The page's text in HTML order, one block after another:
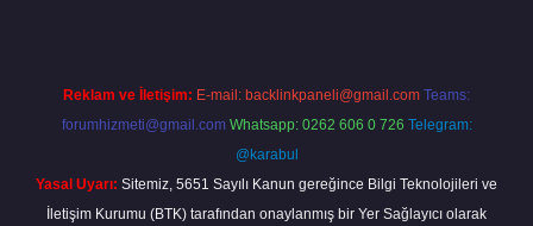
Reklam ve İletişim: E-mail: backlinkpaneli@gmail.com Teams:
forumhizmeti@gmail.com Whatsapp: 0262 606 0 726 Telegram:
@karabul
Yasal Uyarı: Sitemiz, 5651 Sayılı Kanun gereğince Bilgi Teknolojileri ve
İletişim Kurumu (BTK) tarafından onaylanmış bir Yer Sağlayıcı olarak